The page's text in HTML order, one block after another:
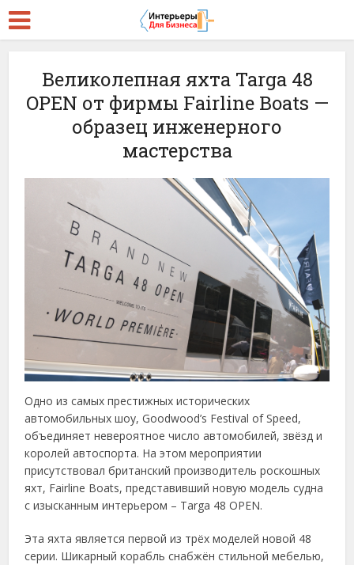
Великолепная яхта Targa 48
OPEN от фирмы Fairline Boats —
образец инженерного
мастерства
Одно из самых престижных исторических
автомобильных шоу, Goodwood’s Festival of Speed,
объединяет невероятное число автомобилей, звёзд и
королей автоспорта. На этом мероприятии
присутствовал британский производитель роскошных
яхт, Fairline Boats, представивший новую модель судна
с изысканным интерьером – Targa 48 OPEN.
Эта яхта является первой из трёх моделей новой 48
серии. Шикарный корабль снабжён стильной мебелью,